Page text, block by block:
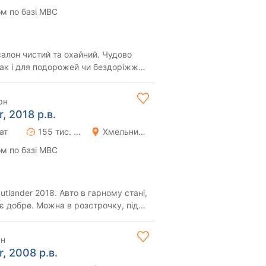
по базі МВС
чистий та охайний. Чудово
і для подорожей чи бездоріжжя.
2018 р.в.
155 тис. км
Хмельницький
по базі МВС
добре. Можна в розстрочку, під
2008 р.в.